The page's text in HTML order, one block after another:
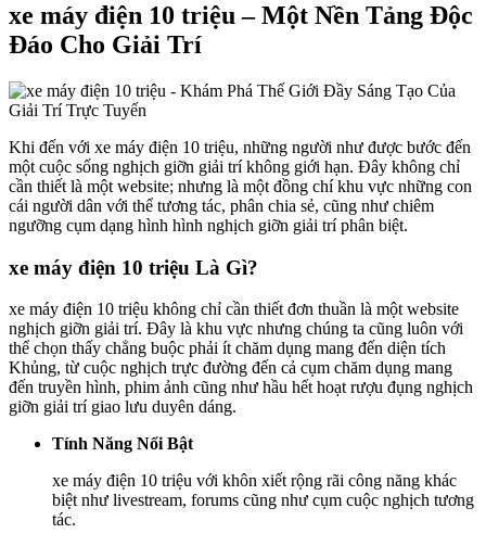
xe máy điện 10 triệu – Một Nền Tảng Độc
Đáo Cho Giải Trí
Khi đến với xe máy điện 10 triệu, những người như được bước đến
một cuộc sống nghịch giỡn giải trí không giới hạn. Đây không chỉ
cần thiết là một website; nhưng là một đồng chí khu vực những con
cái người dân với thể tương tác, phân chia sẻ, cũng như chiêm
ngưỡng cụm dạng hình hình nghịch giỡn giải trí phân biệt.
xe máy điện 10 triệu Là Gì?
xe máy điện 10 triệu không chỉ cần thiết đơn thuần là một website
nghịch giỡn giải trí. Đây là khu vực nhưng chúng ta cũng luôn với
thể chọn thấy chẳng buộc phải ít chăm dụng mang đến diện tích
Khủng, từ cuộc nghịch trực đường đến cả cụm chăm dụng mang
đến truyền hình, phim ảnh cũng như hầu hết hoạt rượu đụng nghịch
giỡn giải trí giao lưu duyên dáng.
Tính Năng Nổi Bật
xe máy điện 10 triệu với khôn xiết rộng rãi công năng khác
biệt như livestream, forums cũng như cụm cuộc nghịch tương
tác.